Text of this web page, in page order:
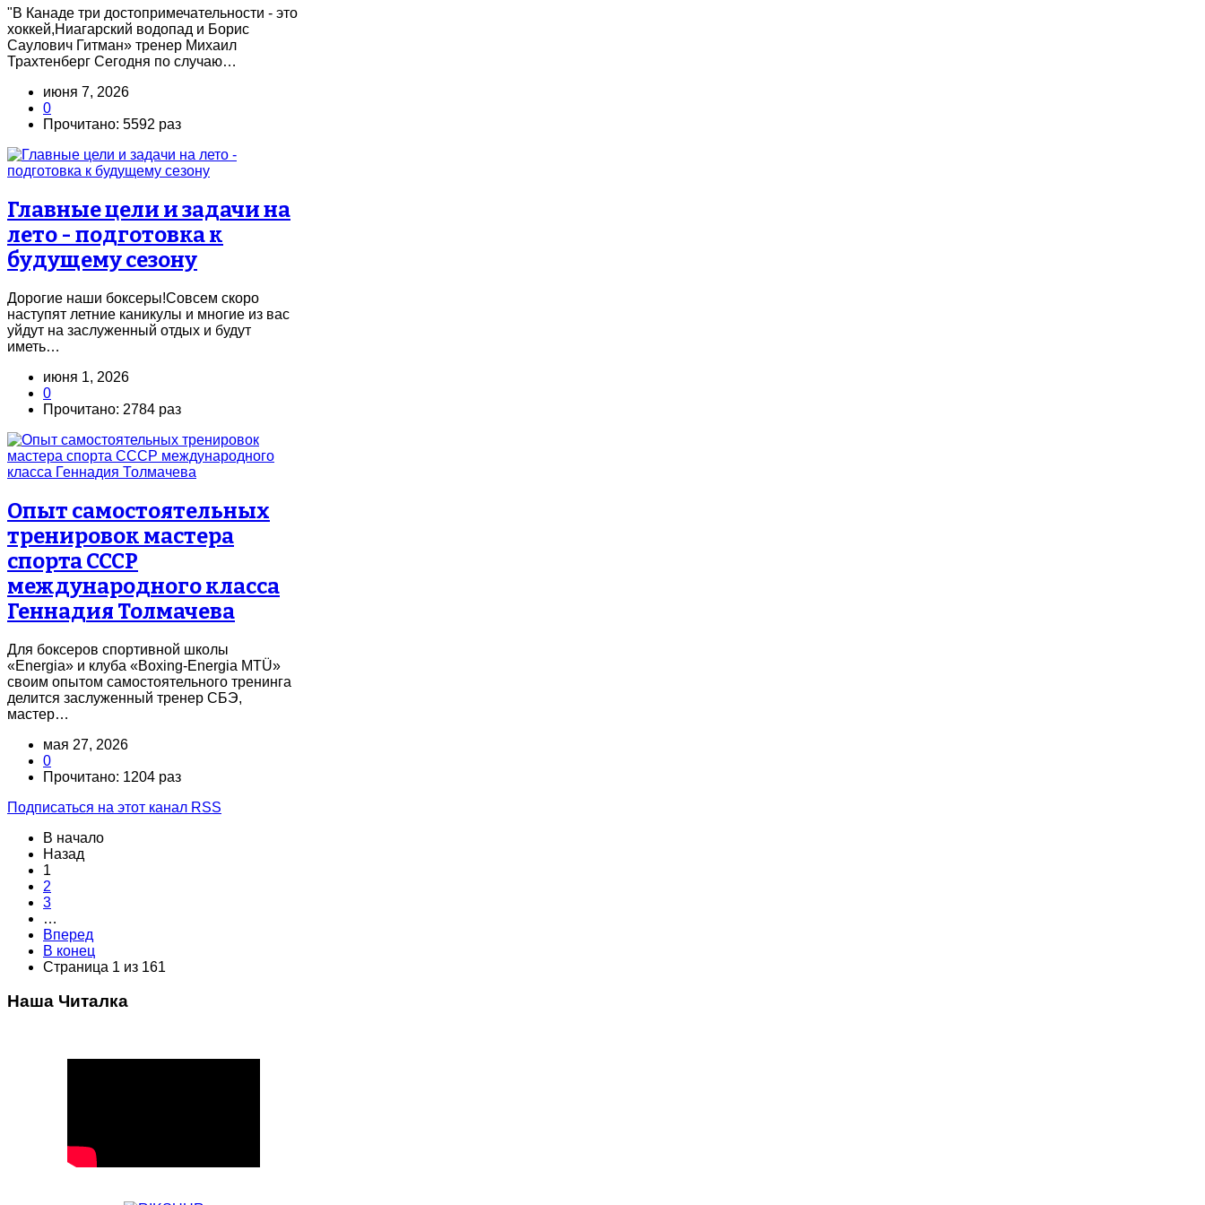
"В Канаде три достопримечательности - это
хоккей,Ниагарский водопад и Борис
Саулович Гитман» тренер Михаил
Трахтенберг Сегодня по случаю…
июня 7, 2026
0
Прочитано: 5592 раз
Главные цели и задачи на
лето - подготовка к
будущему сезону
Дорогие наши боксеры!Совсем скоро
наступят летние каникулы и многие из вас
уйдут на заслуженный отдых и будут
иметь…
июня 1, 2026
0
Прочитано: 2784 раз
Опыт самостоятельных
тренировок мастера
спорта СССР
международного класса
Геннадия Толмачева
Для боксеров спортивной школы
«Energia» и клуба «Boxing-Energia MTÜ»
своим опытом самостоятельного тренинга
делится заслуженный тренер СБЭ,
мастер…
мая 27, 2026
0
Прочитано: 1204 раз
Подписаться на этот канал RSS
В начало
Назад
1
2
3
…
Вперед
В конец
Страница 1 из 161
Наша Читалка